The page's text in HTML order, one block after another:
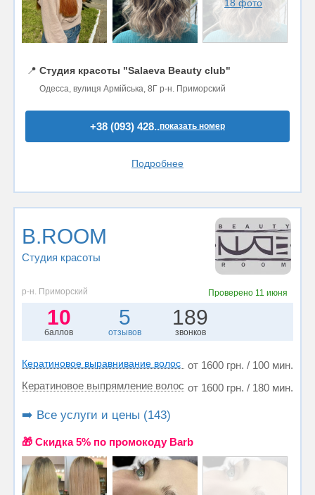
18 фото
📍 Студия красоты "Salaeva Beauty club"
Одесса, вулиця Армійська, 8Г р-н. Приморский
+38 (093) 428..показать номер
Подробнее
B.ROOM
Студия красоты
р-н. Приморский Проверено 11 июня
10
баллов
5
отзывов
189
звонков
Кератиновое выравнивание волос
от 1600 грн. / 100 мин.
Кератиновое выпрямление волос от 1600 грн. / 180 мин.
➡️ Все услуги и цены (143)
🎁 Cкидка 5% по промокоду Barb